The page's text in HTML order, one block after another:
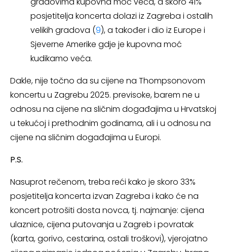
posjetitelja koncerta dolazi iz Zagreba i ostalih
velikih gradova (9), a također i dio iz Europe i
Sjeverne Amerike gdje je kupovna moć
kudikamo veća.
Dakle, nije točno da su cijene na Thompsonovom
koncertu u Zagrebu 2025. previsoke, barem ne u
odnosu na cijene na sličnim događajima u Hrvatskoj
u tekućoj i prethodnim godinama, ali i u odnosu na
cijene na sličnim događajima u Europi.
P.S.
Nasuprot rečenom, treba reći kako je skoro 33%
posjetitelja koncerta izvan Zagreba i kako će na
koncert potrošiti dosta novca, tj. najmanje: cijena
ulaznice, cijena putovanja u Zagreb i povratak
(karta, gorivo, cestarina, ostali troškovi), vjerojatno